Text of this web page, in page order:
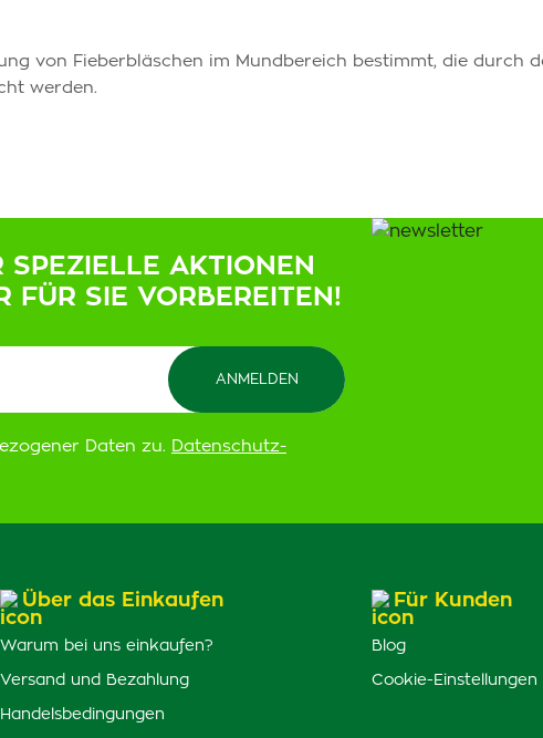
von Fieberbläschen im Mundbereich bestimmt, die durch
werden.
SPEZIELLE AKTIONEN
FÜR SIE VORBEREITEN!
Daten zu. Datenschutz-
Über das Einkaufen
Warum bei uns einkaufen?
Versand und Bezahlung
Handelsbedingungen
Für Kunden
Blog
Cookie-Einstellungen